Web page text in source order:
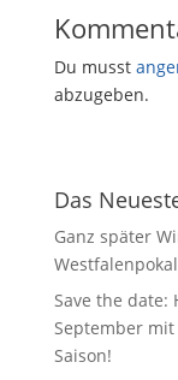
Du musst
abzugeben.
Das
Ganz später
Save the date:
September
Saison!